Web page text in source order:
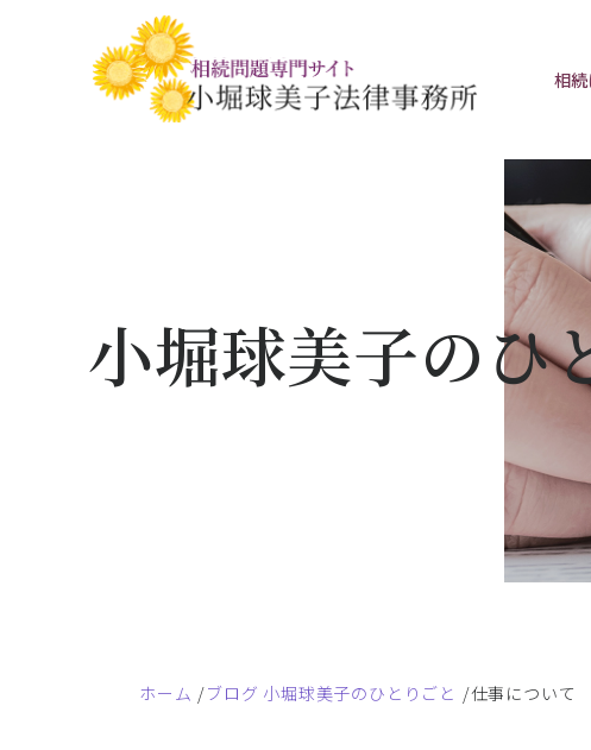
相
相談関連書式ダウンロー
小堀球美子のひ
ホーム ブログ 小堀球美子のひとりごと 仕事について